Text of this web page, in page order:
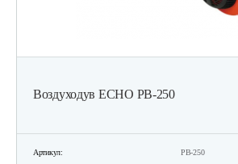
Воздуходув ECHO PB-250
Артикул:
PB-250